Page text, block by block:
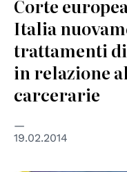
Corte
Italia
trattamenti
in relazione
carcerarie
19.02.2014